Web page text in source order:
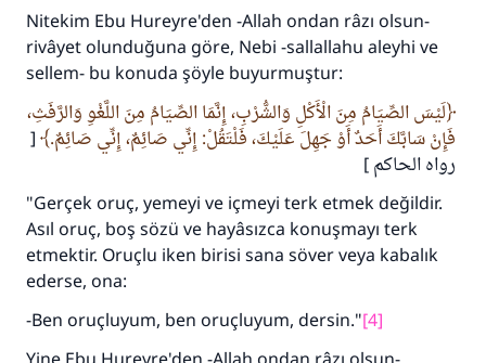
Nitekim Ebu Hureyre'den -Allah ondan râzı olsun-
rivâyet olunduğuna göre, Nebi -sallallahu aleyhi ve
sellem- bu konuda şöyle buyurmuştur:
لَيْسَ الصِّيَامُ مِنَ الْأَكْلِ وَالشُّرْبِ، إِنَّمَا الصِّيَامُ مِنَ اللَّغْوِ وَالرَّفَثِ،
فَإِنْ سَابَّكَ أَحَدٌ أَوْ جَهِلَ عَلَيْكَ، فَلْتَقُلْ: إِنِّي صَائِمٌ، إِنِّي صَائِمٌ.
[
رواه الحاكم ]
"Gerçek oruç, yemeyi ve içmeyi terk etmek değildir.
Asıl oruç, boş sözü ve hayâsızca konuşmayı terk
etmektir. Oruçlu iken birisi sana söver veya kabalık
ederse, ona:
-Ben oruçluyum, ben oruçluyum, dersin."[4]